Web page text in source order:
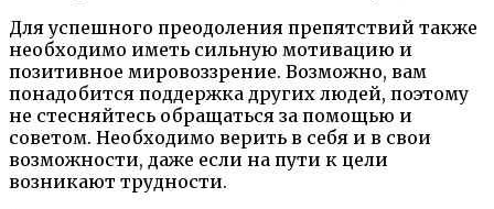
Для успешного преодоления препятствий также
необходимо иметь сильную мотивацию и
позитивное мировоззрение. Возможно, вам
понадобится поддержка других людей, поэтому
не стесняйтесь обращаться за помощью и
советом. Необходимо верить в себя и в свои
возможности, даже если на пути к цели
возникают трудности.